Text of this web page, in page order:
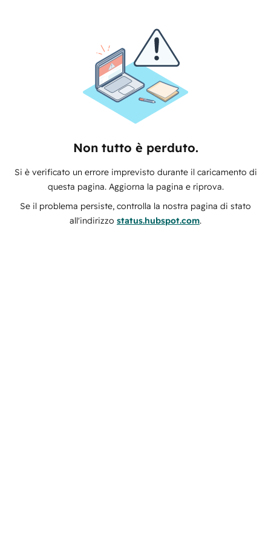
Non tutto è perduto.
Si è verificato un errore imprevisto durante il caricamento di
questa pagina. Aggiorna la pagina e riprova.
Se il problema persiste, controlla la nostra pagina di stato
all'indirizzo status.hubspot.com.